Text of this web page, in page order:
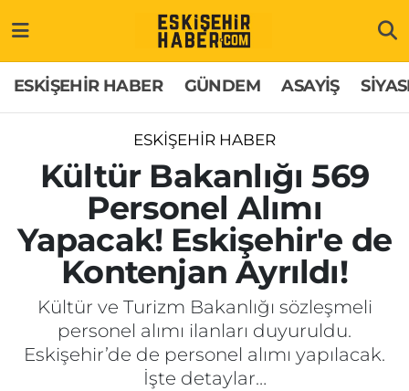
ESKİŞEHİR HABER GÜNDEM ASAYİŞ
ESKİŞEHİR HABER
Kültür Bakanlığı 569
Personel Alımı
Yapacak! Eskişehir'e de
Kontenjan Ayrıldı!
Kültür ve Turizm Bakanlığı sözleşmeli
personel alımı ilanları duyuruldu.
Eskişehir’de de personel alımı yapılacak.
İşte detaylar…
GÜNDEM
ASAYİŞ
SİYASET
EKONOMİ
SAĞLIK
EĞİTİM
Hakkımızda
İletişim
Künye
Odunpazarı Trafik Yoğunluk Haritası
Süper Lig Puan Durumu ve Fikstür
Tüm Manşetler
Son Dakika Haberleri
Haber Arşivi